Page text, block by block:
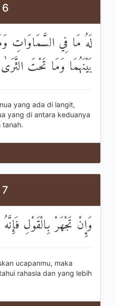
لَهُ مَا فِي السَّمَاوَاتِ
بَيْنَهُمَا وَمَا تَحْتَ الثَّرَىٰ
yang ada di langit,
yang di antara keduanya
tanah.
وَإِنْ تَجْهَرْ بِالْقَوْلِ
ucapanmu, maka
rahasia dan yang lebih